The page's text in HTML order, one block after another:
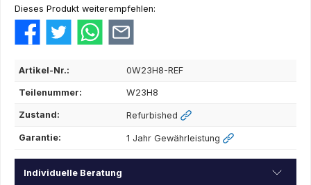
Dieses Produkt weiterempfehlen:
Artikel-Nr.: 0W23H8-REF
Teilenummer: W23H8
Zustand: Refurbished
Garantie: 1 Jahr Gewährleistung
Individuelle Beratung